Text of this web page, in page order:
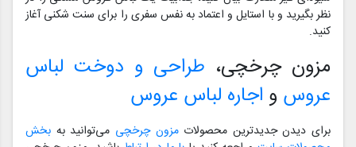
نظر بگیرید و با استایل و اعتماد به نفس سفری را برای سنت شکنی آغاز
کنید.
مزون چرخچی، طراحی و دوخت لباس
عروس و اجاره لباس عروس
برای دیدن جدیدترین محصولاتمزون چرخچی می‌توانید به بخش